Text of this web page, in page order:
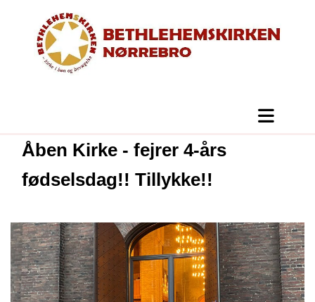
Åben Kirke - fejrer 4-års
fødselsdag!! Tillykke!!